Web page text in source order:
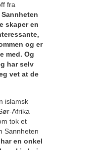
fra
skaper en
og er
med. Og
har selv
vet at de
islamsk
Afrika
tok et
Sannheten
en onkel